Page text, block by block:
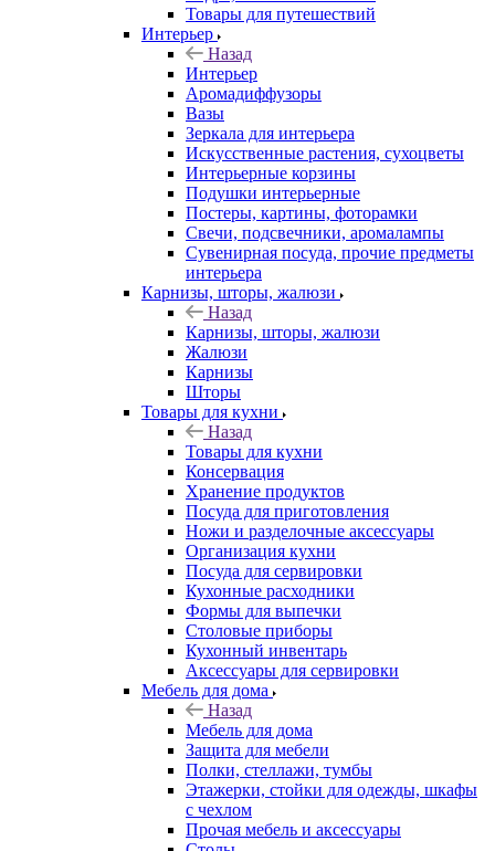
Товары для путешествий
Интерьер
Назад
Интерьер
Аромадиффузоры
Вазы
Зеркала для интерьера
Искусственные растения, сухоцветы
Интерьерные корзины
Подушки интерьерные
Постеры, картины, фоторамки
Свечи, подсвечники, аромалампы
Сувенирная посуда, прочие предметы
интерьера
Карнизы, шторы, жалюзи
Назад
Карнизы, шторы, жалюзи
Жалюзи
Карнизы
Шторы
Товары для кухни
Назад
Товары для кухни
Консервация
Хранение продуктов
Посуда для приготовления
Ножи и разделочные аксессуары
Организация кухни
Посуда для сервировки
Кухонные расходники
Формы для выпечки
Столовые приборы
Кухонный инвентарь
Аксессуары для сервировки
Мебель для дома
Назад
Мебель для дома
Защита для мебели
Полки, стеллажи, тумбы
Этажерки, стойки для одежды, шкафы
с чехлом
Прочая мебель и аксессуары